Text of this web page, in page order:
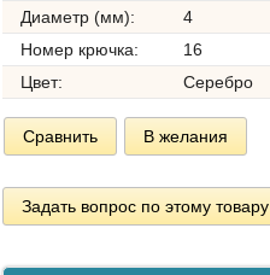
Диаметр (мм):
4
Номер крючка:
16
Цвет:
Серебро
Сравнить В желания
Задать вопрос по этому товару